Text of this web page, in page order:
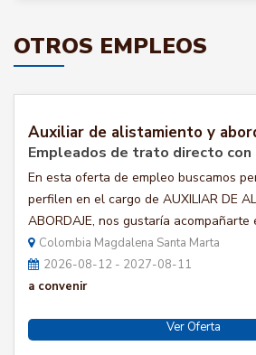
OTROS EMPLEOS
Auxiliar de alistamiento y
Empleados de trato directo
En esta oferta de empleo buscamos
perfilen en el cargo de AUXILIAR DE
ABORDAJE, nos gustaría acompañarte
Colombia Magdalena Santa Marta
2026-08-12 - 2027-08-11
a convenir
Ver Oferta